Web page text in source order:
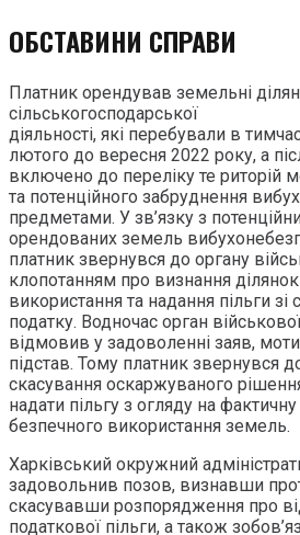
ОБСТАВИНИ СПРАВИ
Платник орендував земельні
сільськогосподарської
діяльності, які перебували в
лютого до вересня 2022 року, а
включено до переліку те риторій
та потенційного забруднення
предметами. У зв’язку з
орендованих земель
платник звернувся до органу
клопотанням про визнання
використання та надання пільги зі
податку. Водночас орган
відмовив у задоволенні заяв,
підстав. Тому платник звернувся
скасування оскаржуваного
надати пільгу з огляду на
безпечного використання земель.
Харківський окружний
задовольнив позов, визнавши
скасувавши розпорядження про
податкової пільги, а також